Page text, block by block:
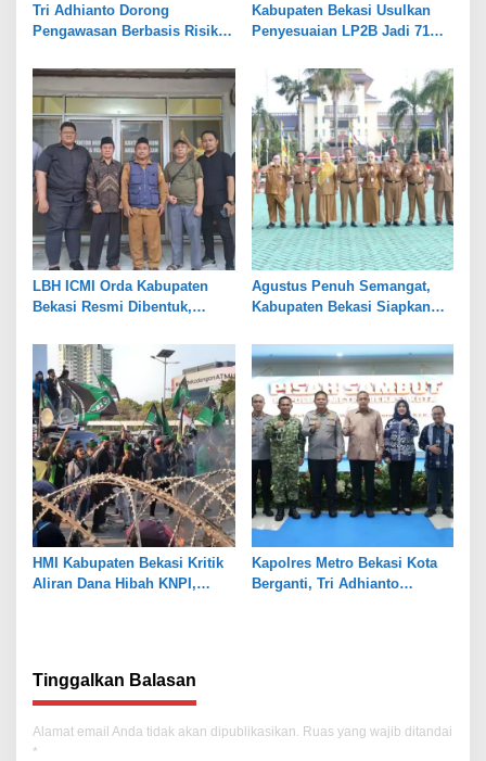
Tri Adhianto Dorong
Pengawasan Berbasis Risiko,
Kelola
Kabupaten Bekasi Usulkan
Penyesuaian LP2B Jadi 71
Industri dan Pertanian
LBH ICMI Orda Kabupaten
Bekasi Resmi Dibentuk,
Pendampingan Hukum
Agustus Penuh Semangat,
Kabupaten Bekasi Siapkan
Hari Besar
HMI Kabupaten Bekasi Kritik
Aliran Dana Hibah KNPI,
Kapolres Metro Bekasi Kota
Berganti, Tri Adhianto
Tinggalkan Balasan
Alamat email Anda tidak akan dipublikasikan. Ruas yang wajib ditandai
*